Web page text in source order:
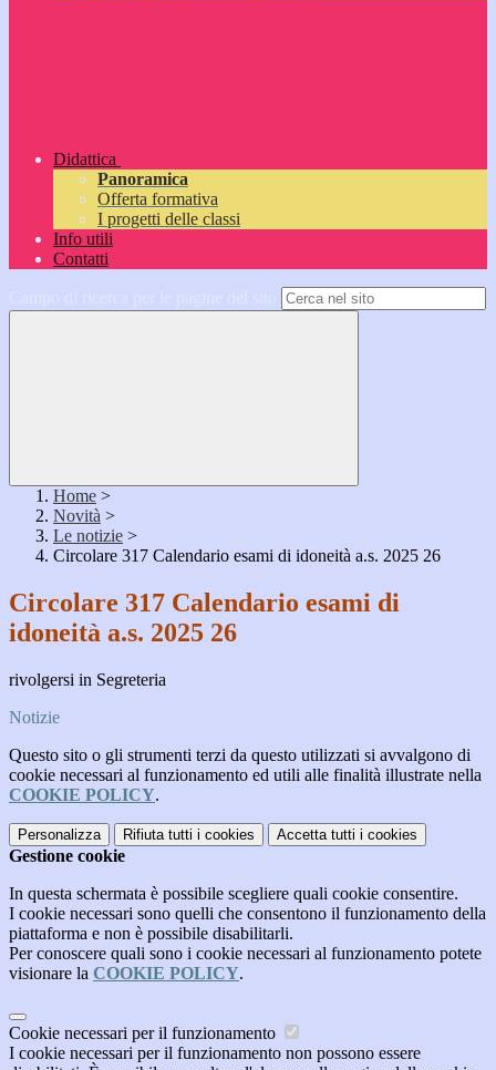
Didattica
Panoramica
Offerta formativa
I progetti delle classi
Info utili
Contatti
Home >
Novità >
Le notizie >
Circolare 317 Calendario esami di idoneità a.s. 2025 26
Circolare 317 Calendario esami di
idoneità a.s. 2025 26
rivolgersi in Segreteria
Notizie
Questo sito o gli strumenti terzi da questo utilizzati si avvalgono di
cookie necessari al funzionamento ed utili alle finalità illustrate nella
COOKIE POLICY.
Personalizza Rifiuta tutti i cookies Accetta tutti i cookies
Gestione cookie
In questa schermata è possibile scegliere quali cookie consentire.
I cookie necessari sono quelli che consentono il funzionamento della
piattaforma e non è possibile disabilitarli.
Per conoscere quali sono i cookie necessari al funzionamento potete
visionare la COOKIE POLICY.
Cookie necessari per il funzionamento
I cookie necessari per il funzionamento non possono essere